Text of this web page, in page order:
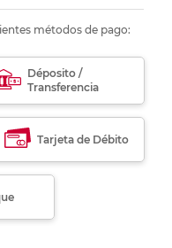
métodos de pago:
Déposito /
Transferencia
Tarjeta de Débito